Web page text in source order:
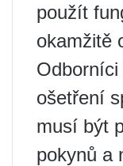
použít
okamžitě
ošetření
musí být
pokynů a